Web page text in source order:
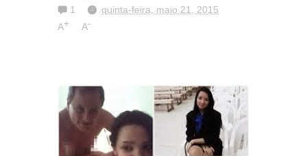
1
quinta-feira, maio 21, 2015
A+ A-